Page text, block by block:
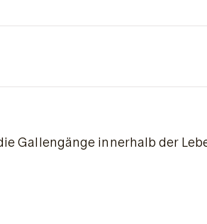
Gallengänge innerhalb der